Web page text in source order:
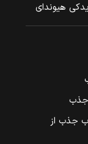
یدکی هیوندای
جذب
جذب از